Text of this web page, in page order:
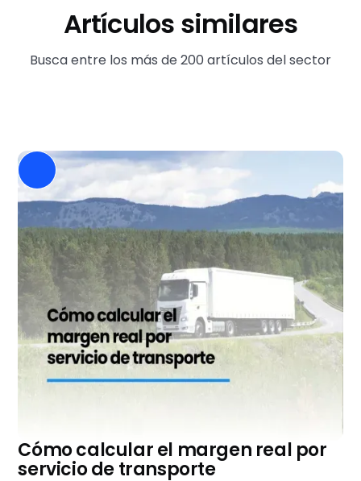
Artículos similares
Busca entre los más de 200 artículos del sector
Cómo calcular el margen real por
servicio de transporte